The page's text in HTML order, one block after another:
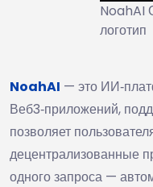
NoahAI
логотип
NoahAI — это
Веб3‑приложений,
позволяет
децентрализованные
одного запроса —